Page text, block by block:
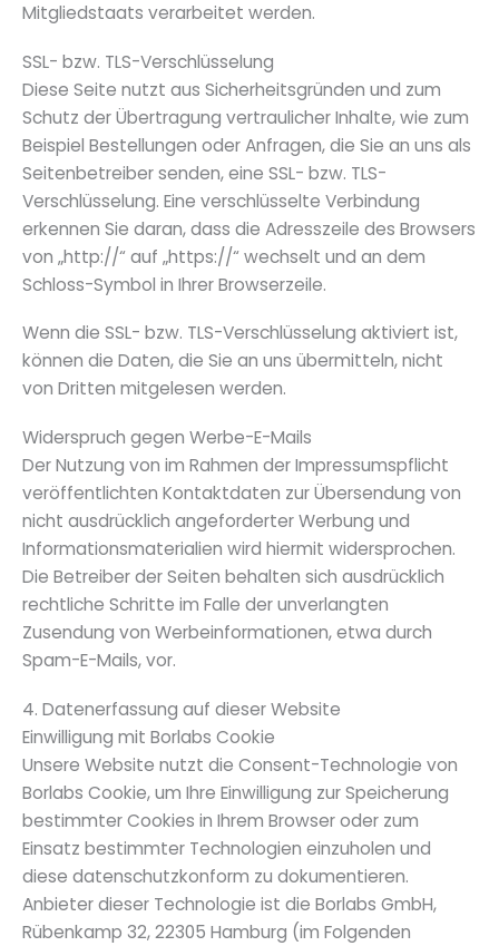
Mitgliedstaats verarbeitet werden.
SSL- bzw. TLS-Verschlüsselung
Diese Seite nutzt aus Sicherheitsgründen und zum
Schutz der Übertragung vertraulicher Inhalte, wie zum
Beispiel Bestellungen oder Anfragen, die Sie an uns als
Seitenbetreiber senden, eine SSL- bzw. TLS-
Verschlüsselung. Eine verschlüsselte Verbindung
erkennen Sie daran, dass die Adresszeile des Browsers
von „http://“ auf „https://“ wechselt und an dem
Schloss-Symbol in Ihrer Browserzeile.
Wenn die SSL- bzw. TLS-Verschlüsselung aktiviert ist,
können die Daten, die Sie an uns übermitteln, nicht
von Dritten mitgelesen werden.
Widerspruch gegen Werbe-E-Mails
Der Nutzung von im Rahmen der Impressumspflicht
veröffentlichten Kontaktdaten zur Übersendung von
nicht ausdrücklich angeforderter Werbung und
Informationsmaterialien wird hiermit widersprochen.
Die Betreiber der Seiten behalten sich ausdrücklich
rechtliche Schritte im Falle der unverlangten
Zusendung von Werbeinformationen, etwa durch
Spam-E-Mails, vor.
4. Datenerfassung auf dieser Website
Einwilligung mit Borlabs Cookie
Unsere Website nutzt die Consent-Technologie von
Borlabs Cookie, um Ihre Einwilligung zur Speicherung
bestimmter Cookies in Ihrem Browser oder zum
Einsatz bestimmter Technologien einzuholen und
diese datenschutzkonform zu dokumentieren.
Anbieter dieser Technologie ist die Borlabs GmbH,
Rübenkamp 32, 22305 Hamburg (im Folgenden